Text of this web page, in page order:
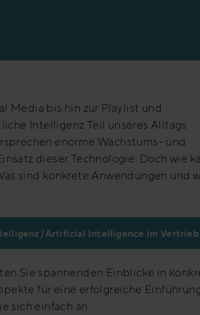
Media bis hin zur Playlist und
Intelligenz Teil unseres Alltags
enorme Wachstums- und
dieser Technologie. Doch wie
sind konkrete Anwendungen und
Artificial Intelligence im Vertrieb
Sie spannenden Einblicke in
für eine erfolgreiche
sich einfach an.